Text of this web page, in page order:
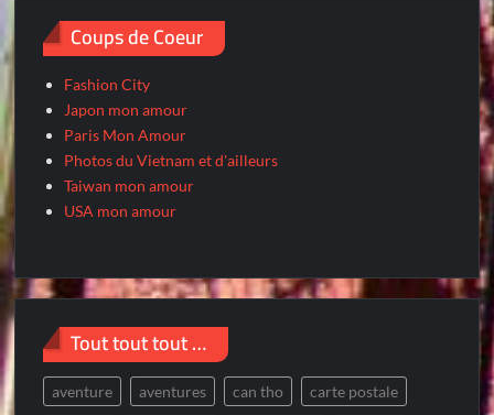
Coups de Coeur
Fashion City
Japon mon amour
Paris Mon Amour
Photos du Vietnam et d'ailleurs
Taiwan mon amour
USA mon amour
Tout tout tout …
aventure aventures can tho carte postale